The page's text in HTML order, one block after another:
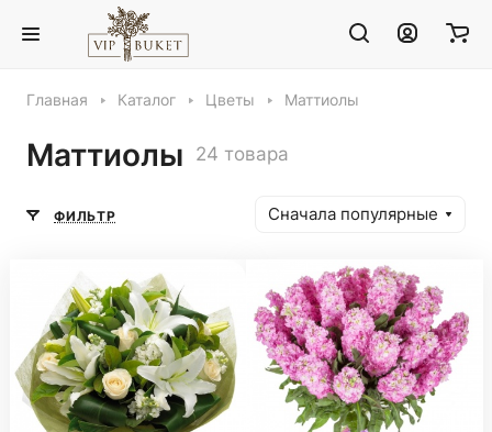
Главная Каталог Цветы Маттиолы
Маттиолы 24 товара
ФИЛЬТР Сначала популярные